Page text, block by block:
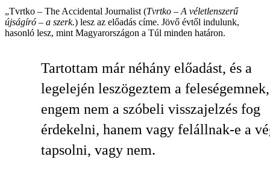
„Tvrtko – The Accidental Journalist (Tvrtko – A véletlenszerű
újságíró – a szerk.) lesz az előadás címe. Jövő évtől indulunk,
hasonló lesz, mint Magyarországon a Túl minden határon.
Tartottam már néhány előadást, és a
legelején leszögeztem a feleségemnek,
engem nem a szóbeli visszajelzés fog
érdekelni, hanem vagy felállnak-e a
tapsolni, vagy nem.